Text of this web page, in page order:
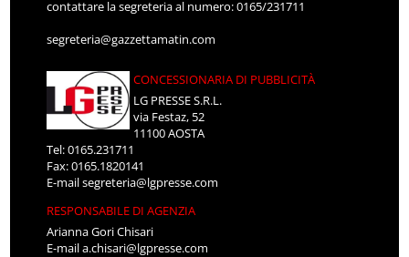
contattare la segreteria al numero: 0165/231711
segreteria@gazzettamatin.com
CONCESSIONARIA DI PUBBLICITÀ
LG PRESSE S.R.L.
via Festaz, 52
11100 AOSTA
Tel: 0165.231711
Fax: 0165.1820141
E-mailsegreteria@lgpresse.com
RESPONSABILE DI AGENZIA
Arianna Gori Chisari
E-maila.chisari@lgpresse.com